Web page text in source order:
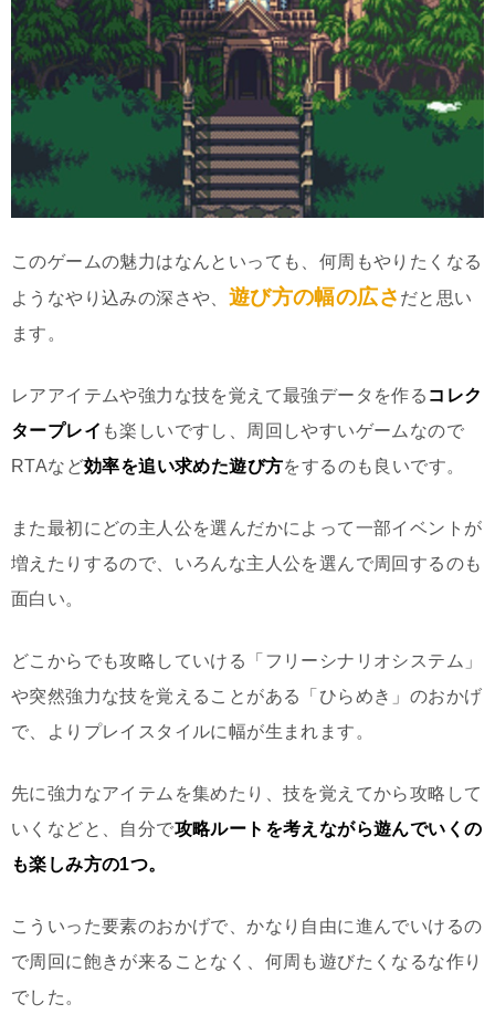
このゲームの魅力はなんといっても、何周もやりたくなる
ようなやり込みの深さや、 遊び方の幅の広さ だと思い
ます。
レアアイテムや強力な技を覚えて最強データを作る コレク
タープレイ も楽しいですし、周回しやすいゲームなので
RTAなど効率を追い求めた遊び方をするのも良いです。
また最初にどの主人公を選んだかによって一部イベントが
増えたりするので、いろんな主人公を選んで周回するのも
面白い。
どこからでも攻略していける「フリーシナリオシステム」
や突然強力な技を覚えることがある「ひらめき」のおかげ
で、よりプレイスタイルに幅が生まれます。
先に強力なアイテムを集めたり、技を覚えてから攻略して
いくなどと、自分で攻略ルートを考えながら遊んでいくの
も楽しみ方の1つ。
こういった要素のおかげで、かなり自由に進んでいけるの
で周回に飽きが来ることなく、何周も遊びたくなるな作り
でした。